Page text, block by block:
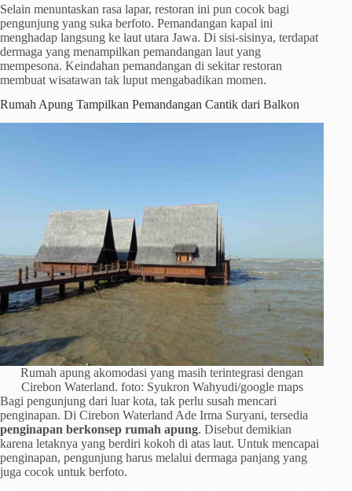
Selain menuntaskan rasa lapar, restoran ini pun cocok bagi
pengunjung yang suka berfoto. Pemandangan kapal ini
menghadap langsung ke laut utara Jawa. Di sisi-sisinya, terdapat
dermaga yang menampilkan pemandangan laut yang
mempesona. Keindahan pemandangan di sekitar restoran
membuat wisatawan tak luput mengabadikan momen.
Rumah Apung Tampilkan Pemandangan Cantik dari Balkon
Rumah apung akomodasi yang masih terintegrasi dengan
Cirebon Waterland. foto: Syukron Wahyudi/google maps
Bagi pengunjung dari luar kota, tak perlu susah mencari
penginapan. Di Cirebon Waterland Ade Irma Suryani, tersedia
penginapan berkonsep rumah apung. Disebut demikian
karena letaknya yang berdiri kokoh di atas laut. Untuk mencapai
penginapan, pengunjung harus melalui dermaga panjang yang
juga cocok untuk berfoto.